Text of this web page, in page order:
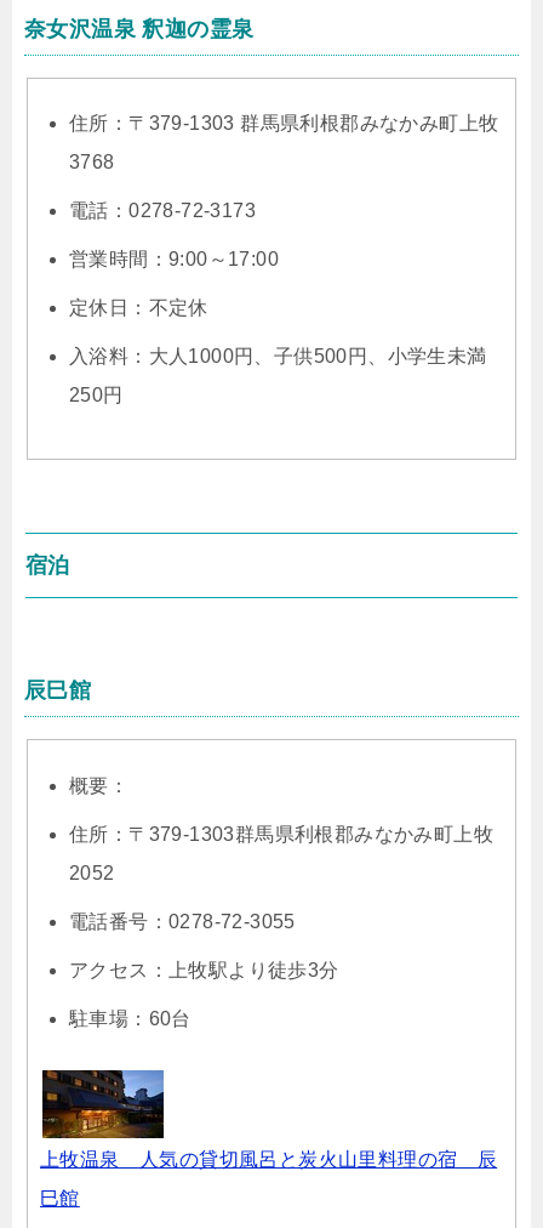
奈女沢温泉 釈迦の霊泉
住所：〒379-1303 群馬県利根郡みなかみ町上牧
3768
電話：0278-72-3173
営業時間：9:00～17:00
定休日：不定休
入浴料：大人1000円、子供500円、小学生未満
250円
宿泊
辰巳館
概要：
住所：〒379-1303群馬県利根郡みなかみ町上牧
2052
電話番号：0278-72-3055
アクセス：上牧駅より徒歩3分
駐車場：60台
上牧温泉 人気の貸切風呂と炭火山里料理の宿 辰
巳館